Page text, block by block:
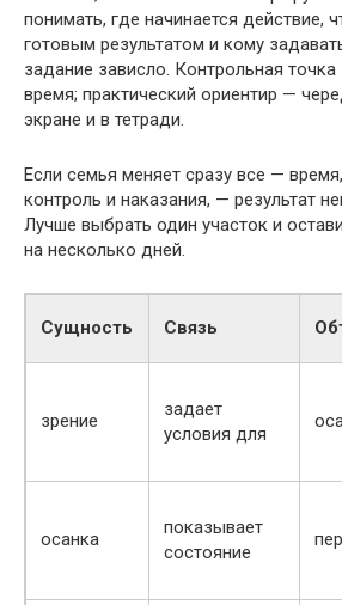
понимать, где начинается действие,
готовым результатом и кому
задание зависло. Контрольная
время; практический ориентир —
экране и в тетради.
Если семья меняет сразу все —
контроль и наказания, — результат
Лучше выбрать один участок и
на несколько дней.
Сущность Связь
зрение
задает
условия для
осанка
показывает
состояние